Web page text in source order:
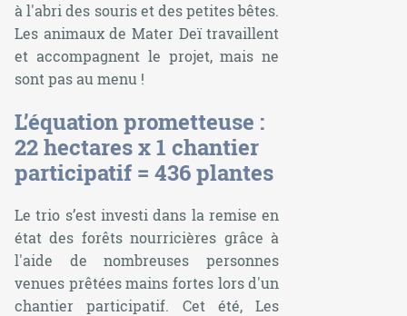
à l'abri des souris et des petites bêtes.
Les animaux de Mater Deï travaillent
et accompagnent le projet, mais ne
sont pas au menu !
L’équation prometteuse :
22 hectares x 1 chantier
participatif = 436 plantes
Le trio s’est investi dans la remise en
état des forêts nourricières grâce à
l'aide de nombreuses personnes
venues prêtées mains fortes lors d'un
chantier participatif. Cet été, Les